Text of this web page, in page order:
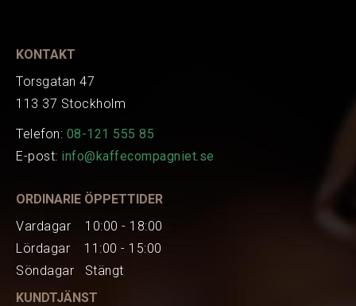
KONTAKT
Torsgatan 47
113 37 Stockholm
Telefon: 08-121 555 85
E-post: info@kaffecompagniet.se
ORDINARIE ÖPPETTIDER
Vardagar 10:00 - 18:00
Lördagar 11:00 - 15:00
Söndagar Stängt
KUNDTJÄNST